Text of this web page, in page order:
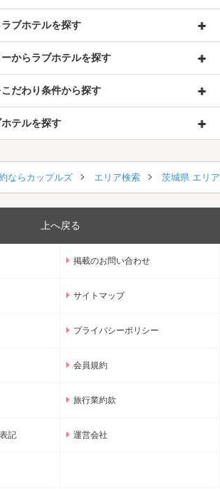
ブホテルを探す
からラブホテルを探す
だわり条件から探す
テルを探す
ならカップルズ エリア検索 茨城県 エリ
上へ戻る
掲載のお問い合わせ
サイトマップ
プライバシーポリシー
会員規約
旅行業約款
記 運営会社